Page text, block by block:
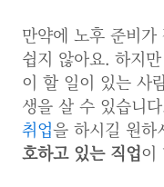
만약에 노후 준비
쉽지 않아요. 하지
이 할 일이 있는 사
생을 살 수 있습니
취업을 하시길 원하
호하고 있는 직업이